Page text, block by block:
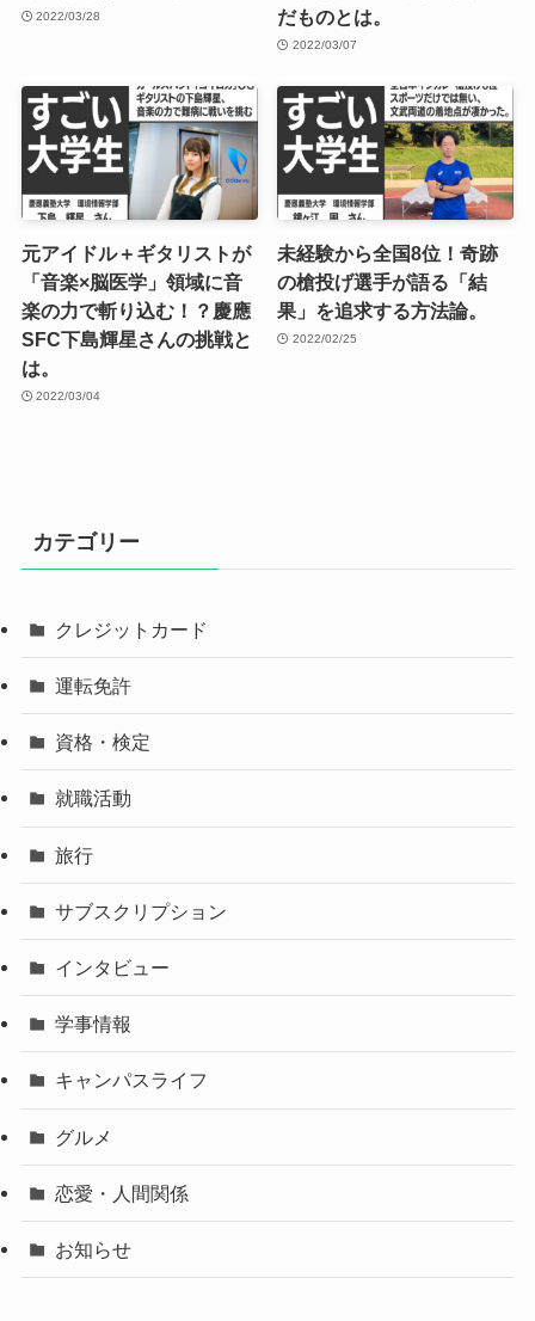
2022/03/28
だものとは。
2022/03/07
元アイドル＋ギタリストが
「音楽×脳医学」領域に音
楽の力で斬り込む！？慶應
SFC下島輝星さんの挑戦と
は。
2022/03/04
未経験から全国8位！奇跡
の槍投げ選手が語る「結
果」を追求する方法論。
2022/02/25
カテゴリー
クレジットカード
運転免許
資格・検定
就職活動
旅行
サブスクリプション
インタビュー
学事情報
キャンパスライフ
グルメ
恋愛・人間関係
お知らせ